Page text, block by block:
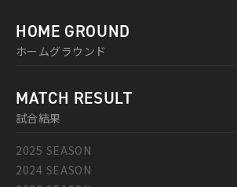
HOME GROUND
ホームグラウンド
MATCH RESULT
試合結果
2025 SEASON
2024 SEASON